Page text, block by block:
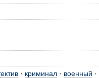
· криминал · военный ·